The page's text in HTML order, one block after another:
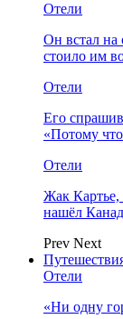
Отели
Он встал на
стоило им
Отели
Его
«Потому
Отели
Жак Картье,
нашёл
Prev Next
Отели
«Ни одну